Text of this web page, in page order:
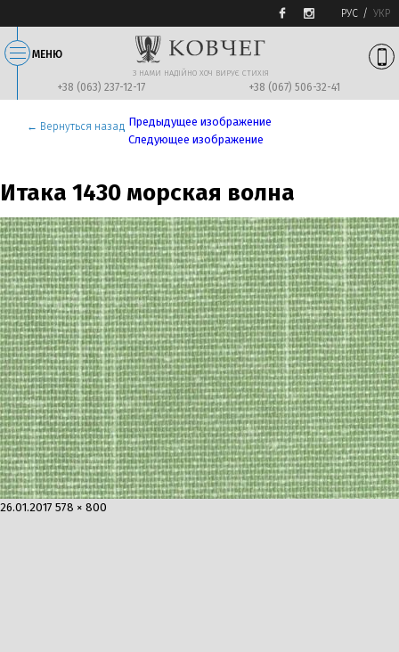
РУС УКР
МЕНЮ
З НАМИ НАДIЙНО ХОЧ ВИРУЄ СТИХIЯ
+38 (063) 237-12-17 +38 (067) 506-32-41
← Вернуться назад Предыдущее изображение
Следующее изображение
Итака 1430 морская волна
Опубликовано
26.01.2017 Полный
578 × 800